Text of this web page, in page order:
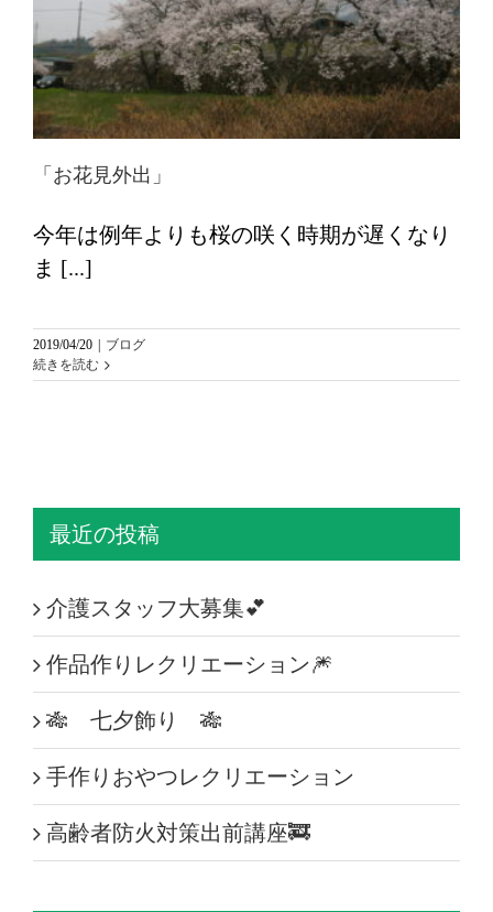
「お花見外出」
今年は例年よりも桜の咲く時期が遅くなり
ま [...]
2019/04/20 | ブログ
続きを読む
最近の投稿
介護スタッフ大募集💕
作品作りレクリエーション🎆
🎋 七夕飾り 🎋
手作りおやつレクリエーション
高齢者防火対策出前講座🚒